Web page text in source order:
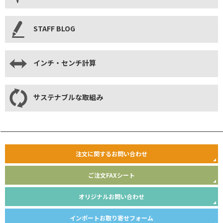
STAFF BLOG
インチ・センチ計算
サステナブルな取組み
注文に関するお問い合わせ
ご注文FAXシート
オリジナルお問い合わせ
インポートお取り寄せフォーム